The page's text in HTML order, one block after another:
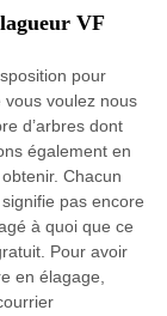
VF
pour
voulez nous
d’arbres dont
également en
Chacun
pas encore
à quoi que ce
Pour avoir
en élagage,